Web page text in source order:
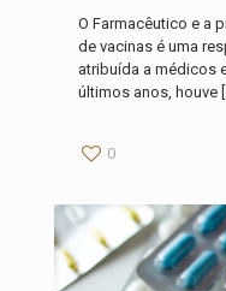
O Farmacêutico e a
de vacinas é uma
atribuída a médicos
últimos anos, houve
0